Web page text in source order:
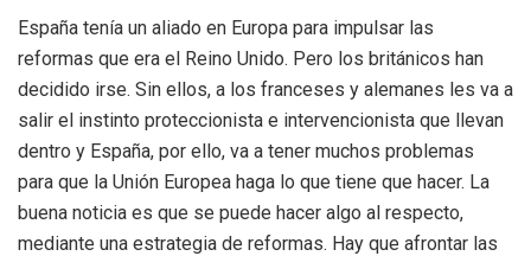
España tenía un aliado en Europa para impulsar las
reformas que era el Reino Unido. Pero los británicos han
decidido irse. Sin ellos, a los franceses y alemanes les va a
salir el instinto proteccionista e intervencionista que llevan
dentro y España, por ello, va a tener muchos problemas
para que la Unión Europea haga lo que tiene que hacer. La
buena noticia es que se puede hacer algo al respecto,
mediante una estrategia de reformas. Hay que afrontar las